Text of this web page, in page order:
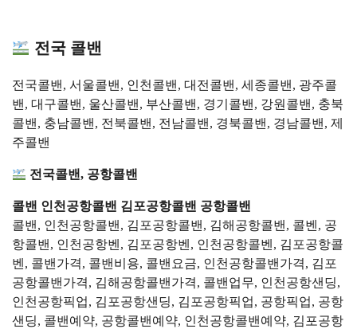
전국 콜밴
전국콜밴, 서울콜밴, 인천콜밴, 대전콜밴, 세종콜밴, 광주콜
밴, 대구콜밴, 울산콜밴, 부산콜밴, 경기콜밴, 강원콜밴, 충북
콜밴, 충남콜밴, 전북콜밴, 전남콜밴, 경북콜밴, 경남콜밴, 제
주콜밴
전국콜밴, 공항콜밴
콜밴 인천공항콜밴 김포공항콜밴 공항콜밴
콜밴, 인천공항콜밴, 김포공항콜밴, 김해공항콜밴, 콜벤, 공
항콜밴, 인천공항벤, 김포공항벤, 인천공항콜벤, 김포공항콜
벤, 콜밴가격, 콜밴비용, 콜밴요금, 인천공항콜밴가격, 김포
공항콜밴가격, 김해공항콜밴가격, 콜밴업무, 인천공항샌딩,
인천공항픽업, 김포공항샌딩, 김포공항픽업, 공항픽업, 공항
샌딩, 콜밴예약, 공항콜밴예약, 인천공항콜밴예약, 김포공항